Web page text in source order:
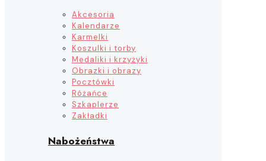
Akcesoria
Kalendarze
Karmelki
Koszulki i torby
Medaliki i krzyżyki
Obrazki i obrazy
Pocztówki
Różańce
Szkaplerze
Zakładki
Nabożeństwa